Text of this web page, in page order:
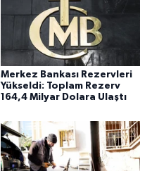
Merkez Bankası Rezervleri
Yükseldi: Toplam Rezerv
164,4 Milyar Dolara Ulaştı